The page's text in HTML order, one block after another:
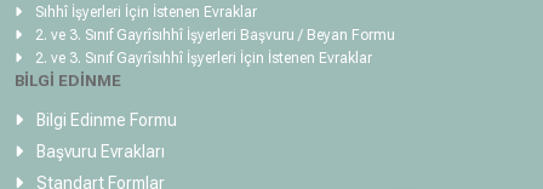
Sıhhî İşyerleri İçin İstenen Evraklar
2. ve 3. Sınıf Gayrîsıhhî İşyerleri Başvuru / Beyan Formu
2. ve 3. Sınıf Gayrîsıhhî İşyerleri İçin İstenen Evraklar
BİLGİ EDİNME
Bilgi Edinme Formu
Başvuru Evrakları
Standart Formlar